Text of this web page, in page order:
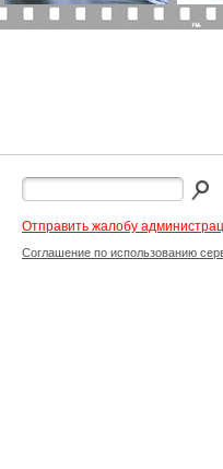
Отправить жалобу
Соглашение по использованию